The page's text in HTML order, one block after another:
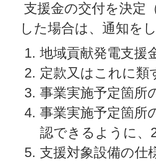
支援金の交付を決定
した場合は、通知をし
地域貢献発電支援
定款又はこれに類
事業実施予定箇所
事業実施予定箇所
認できるように、
支援対象設備の仕